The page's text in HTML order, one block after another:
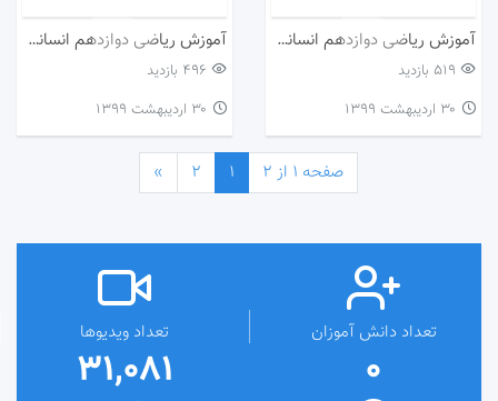
آموزش ریاضی دوازدهم انسانی.دنباله ای حسابی
519 بازدید
۳۰ اردیبهشت ۱۳۹۹
آموزش ریاضی دوازدهم انسانی.دنباله ای حسابی
496 بازدید
۳۰ اردیبهشت ۱۳۹۹
صفحه 1 از 2 1
2
»
تعداد دانش آموزان
0
تعداد ویدیوها
31,081